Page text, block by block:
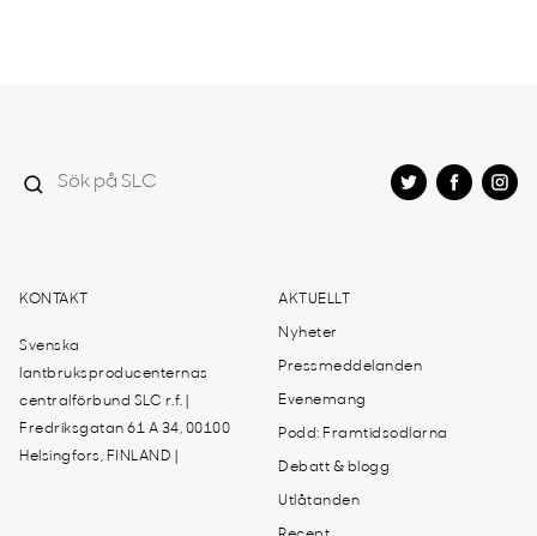
KONTAKT
Svenska
lantbruksproducenternas
centralförbund SLC r.f. |
Fredriksgatan 61 A 34, 00100
Helsingfors, FINLAND |
AKTUELLT
Nyheter
Pressmeddelanden
Evenemang
Podd: Framtidsodlarna
Debatt & blogg
Utlåtanden